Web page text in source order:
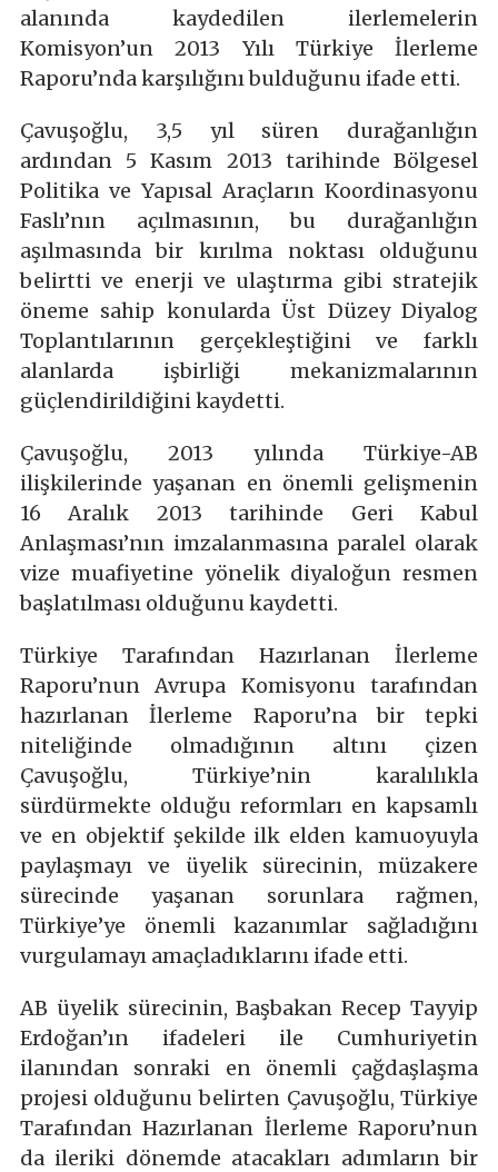
alanında kaydedilen ilerlemelerin
Komisyon’un 2013 Yılı Türkiye İlerleme
Raporu’nda karşılığını bulduğunu ifade etti.
Çavuşoğlu, 3,5 yıl süren durağanlığın
ardından 5 Kasım 2013 tarihinde Bölgesel
Politika ve Yapısal Araçların Koordinasyonu
Faslı’nın açılmasının, bu durağanlığın
aşılmasında bir kırılma noktası olduğunu
belirtti ve enerji ve ulaştırma gibi stratejik
öneme sahip konularda Üst Düzey Diyalog
Toplantılarının gerçekleştiğini ve farklı
alanlarda işbirliği mekanizmalarının
güçlendirildiğini kaydetti.
Çavuşoğlu, 2013 yılında Türkiye-AB
ilişkilerinde yaşanan en önemli gelişmenin
16 Aralık 2013 tarihinde Geri Kabul
Anlaşması’nın imzalanmasına paralel olarak
vize muafiyetine yönelik diyaloğun resmen
başlatılması olduğunu kaydetti.
Türkiye Tarafından Hazırlanan İlerleme
Raporu’nun Avrupa Komisyonu tarafından
hazırlanan İlerleme Raporu’na bir tepki
niteliğinde olmadığının altını çizen
Çavuşoğlu, Türkiye’nin karalılıkla
sürdürmekte olduğu reformları en kapsamlı
ve en objektif şekilde ilk elden kamuoyuyla
paylaşmayı ve üyelik sürecinin, müzakere
sürecinde yaşanan sorunlara rağmen,
Türkiye’ye önemli kazanımlar sağladığını
vurgulamayı amaçladıklarını ifade etti.
AB üyelik sürecinin, Başbakan Recep Tayyip
Erdoğan’ın ifadeleri ile Cumhuriyetin
ilanından sonraki en önemli çağdaşlaşma
projesi olduğunu belirten Çavuşoğlu, Türkiye
Tarafından Hazırlanan İlerleme Raporu’nun
da ileriki dönemde atacakları adımların bir